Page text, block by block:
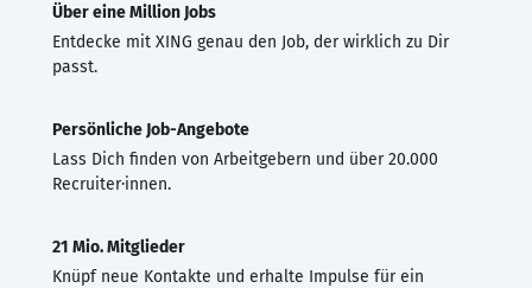
Über eine Million Jobs
Entdecke mit XING genau den Job, der wirklich zu Dir
passt.
Persönliche Job-Angebote
Lass Dich finden von Arbeitgebern und über 20.000
Recruiter·innen.
21 Mio. Mitglieder
Knüpf neue Kontakte und erhalte Impulse für ein